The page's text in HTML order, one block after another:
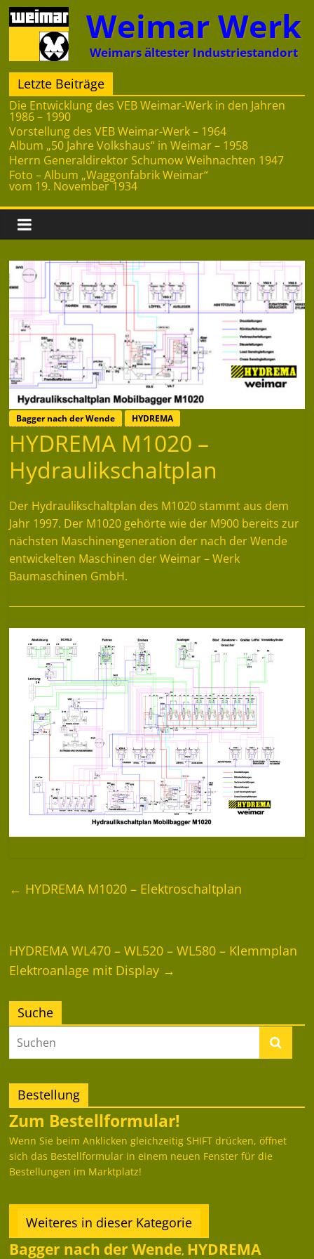
Zum
Inhalt
springen
Weimar Werk
Weimars ältester Industriestandort
Letzte Beiträge
Die Entwicklung des VEB Weimar-Werk in den Jahren
1986 – 1990
Vorstellung des VEB Weimar-Werk – 1964
Album „50 Jahre Volkshaus“ in Weimar – 1958
Herrn Generaldirektor Schumow Weihnachten 1947
Foto – Album „Waggonfabrik Weimar“
vom 19. November 1934
Bagger nach der Wende HYDREMA
HYDREMA M1020 –
Hydraulikschaltplan
Der Hydraulikschaltplan des M1020 stammt aus dem
Jahr 1997. Der M1020 gehörte wie der M900 bereits zur
nächsten Maschinengeneration der nach der Wende
entwickelten Maschinen der Weimar – Werk
Baumaschinen GmbH.
← HYDREMA M1020 – Elektroschaltplan
HYDREMA WL470 – WL520 – WL580 – Klemmplan
Elektroanlage mit Display →
Suche
Bestellung
Zum Bestellformular!
Wenn Sie beim Anklicken gleichzeitig SHIFT drücken, öffnet
sich das Bestellformular in einem neuen Fenster für die
Bestellungen im Marktplatz!
Weiteres in dieser Kategorie
Bagger nach der Wende, HYDREMA